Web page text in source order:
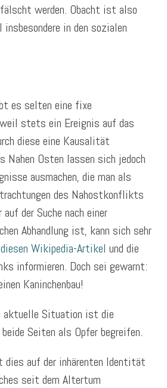
werden. Obacht ist also
in den sozialen
es selten eine fixe
stets ein Ereignis auf das
diese eine Kausalität
Osten lassen sich jedoch
ausmachen, die man als
des Nahostkonflikts
auf der Suche nach einer
Abhandlung ist, kann sich sehr
diesen Wikipedia-Artikel und die
informieren. Doch sei gewarnt:
Kaninchenbau!
aktuelle Situation ist die
Seiten als Opfer begreifen.
auf der inhärenten Identität
seit dem Altertum